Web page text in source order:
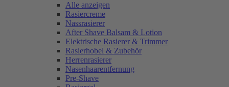
Alle anzeigen
Rasiercreme
Nassrasierer
After Shave Balsam & Lotion
Elektrische Rasierer & Trimmer
Rasierhobel & Zubehör
Herrenrasierer
Nasenhaarentfernung
Pre-Shave